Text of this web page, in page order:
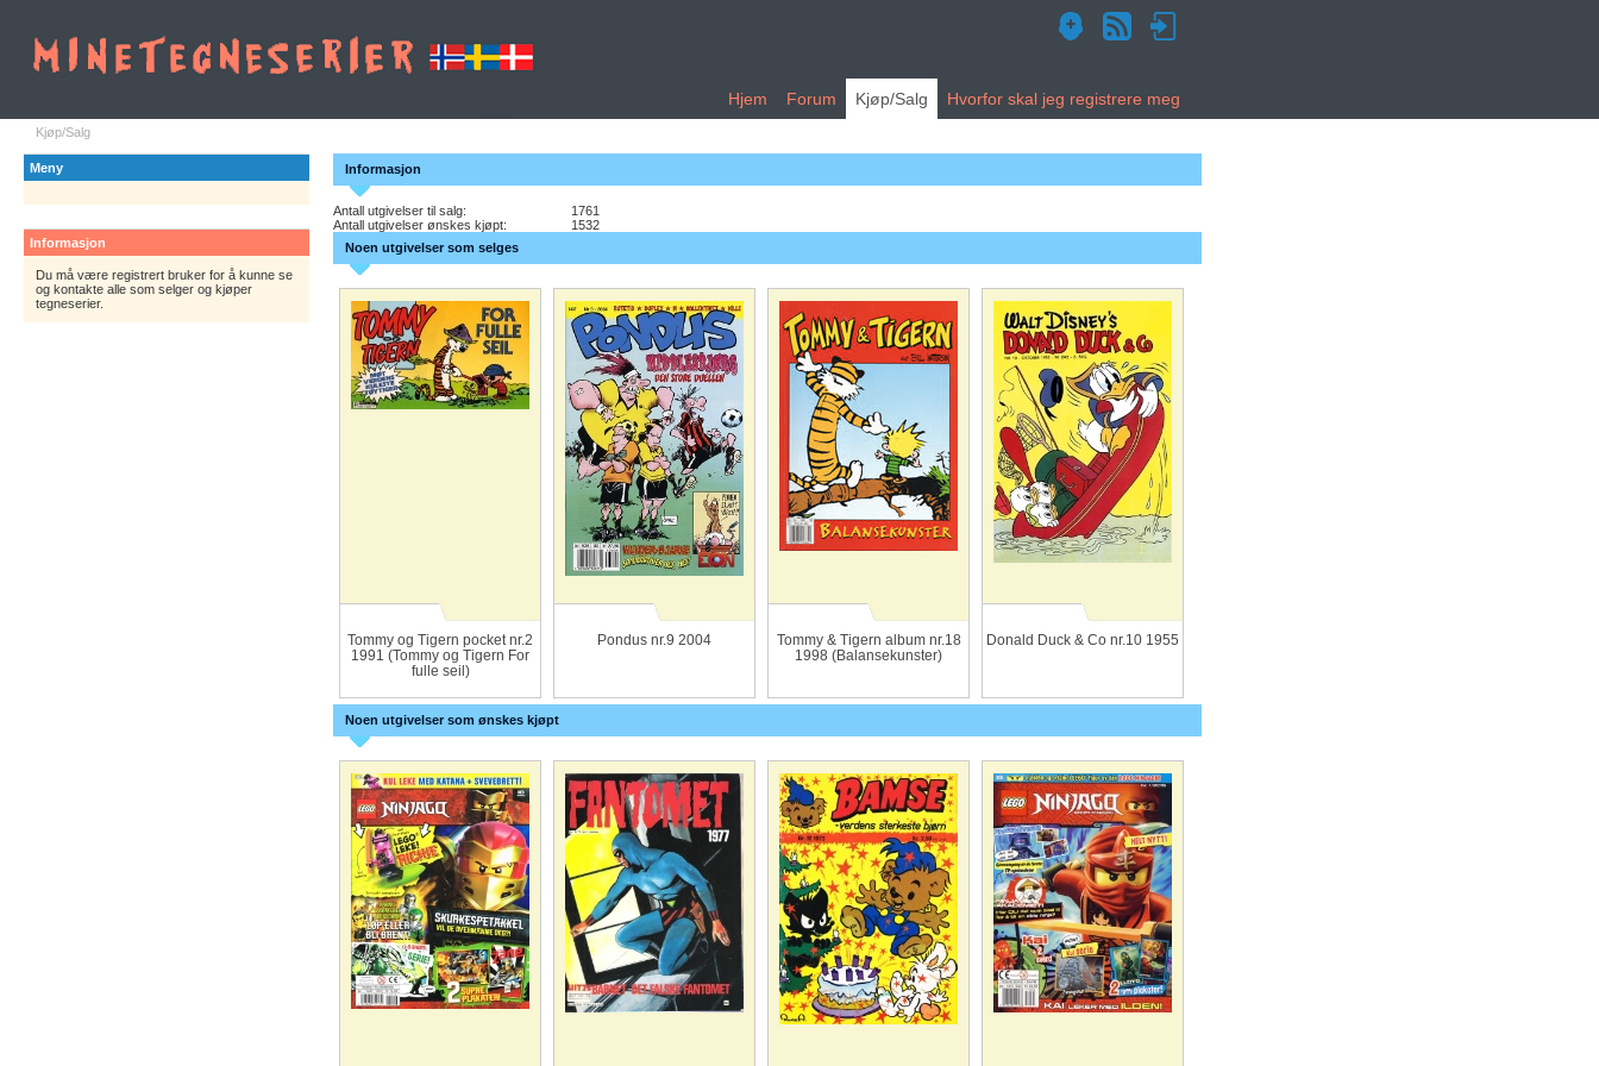
Hjem Forum Kjøp/Salg Hvorfor skal jeg registrere meg
Kjøp/Salg
Meny
Informasjon
Du må være registrert bruker for å kunne se
og kontakte alle som selger og kjøper
tegneserier.
Informasjon
Antall utgivelser til salg:
1761
Antall utgivelser ønskes kjøpt:
1532
Noen utgivelser som selges
Tommy og Tigern pocket nr.2
1991 (Tommy og Tigern For
fulle seil)
Pondus nr.9 2004
Tommy & Tigern album nr.18
1998 (Balansekunster)
Donald Duck & Co nr.10 1955
Noen utgivelser som ønskes kjøpt